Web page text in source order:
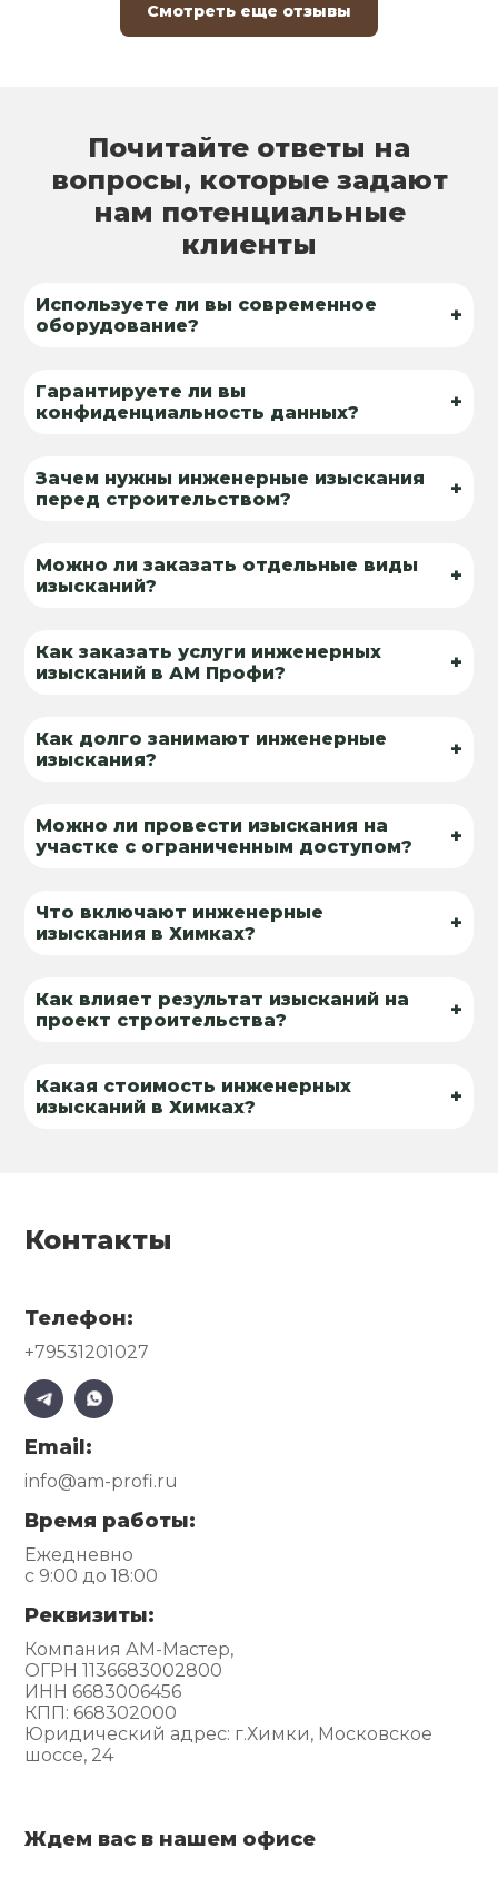
Смотреть еще отзывы
Почитайте ответы на
вопросы, которые задают
нам потенциальные
клиенты
Используете ли вы современное
оборудование?
+
Гарантируете ли вы
конфиденциальность данных?
+
Зачем нужны инженерные изыскания
перед строительством?
+
Можно ли заказать отдельные виды
изысканий?
+
Как заказать услуги инженерных
изысканий в АМ Профи?
+
Как долго занимают инженерные
изыскания?
+
Можно ли провести изыскания на
участке с ограниченным доступом?
+
Что включают инженерные
изыскания в Химках?
+
Как влияет результат изысканий на
проект строительства?
+
Какая стоимость инженерных
изысканий в Химках?
+
Контакты
Телефон:
+79531201027
Email:
info@am-profi.ru
Время работы:
Ежедневно
с 9:00 до 18:00
Реквизиты:
Компания АМ-Мастер,
ОГРН 1136683002800
ИНН 6683006456
КПП: 668302000
Юридический адрес: г.Химки, Московское
шоссе, 24
Ждем вас в нашем офисе